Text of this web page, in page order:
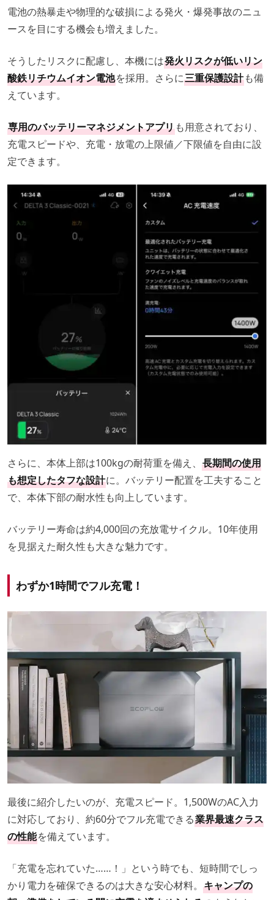
電池の熱暴走や物理的な破損による発火・爆発事故のニュ
ースを目にする機会も増えました。
そうしたリスクに配慮し、本機には発火リスクが低いリン
酸鉄リチウムイオン電池を採用。さらに三重保護設計も備
えています。
専用のバッテリーマネジメントアプリも用意されており、
充電スピードや、充電・放電の上限値／下限値を自由に設
定できます。
さらに、本体上部は100kgの耐荷重を備え、 長期間の使用
も想定したタフな設計に。バッテリー配置を工夫すること
で、本体下部の耐水性も向上しています。
バッテリー寿命は約4,000回の充放電サイクル。10年使用
を見据えた耐久性も大きな魅力です。
わずか1時間でフル充電！
最後に紹介したいのが、充電スピード。1,500WのAC入力
に対応しており、約60分でフル充電できる業界最速クラス
の性能を備えています。
「充電を忘れていた……！」という時でも、短時間でしっ
かり電力を確保できるのは大きな安心材料。 キャンプの